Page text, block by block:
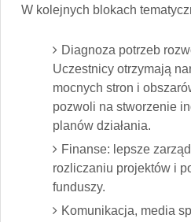
W kolejnych blokach
Diagnoza potrzeb
Uczestnicy otrzymają
mocnych stron i
pozwoli na stworzenie
planów działania.
Finanse: lepsze
rozliczaniu projektów i
funduszy.
Komunikacja, media